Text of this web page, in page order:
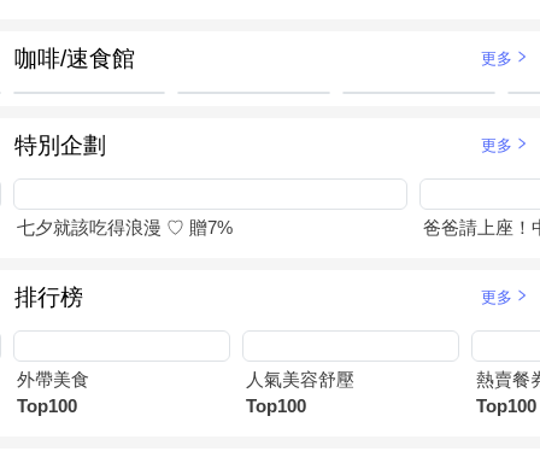
咖啡/速食館 更多
特別企劃 更多
七夕就該吃得浪漫 ♡ 贈7% 爸爸請上座！
排行榜 更多
外帶美食
Top100
人氣美容舒壓
Top100
熱賣餐
Top100